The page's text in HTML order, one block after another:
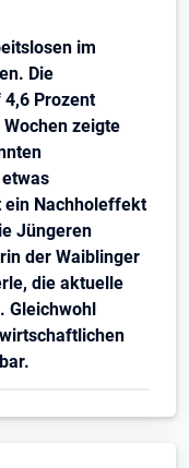
im
Die
Prozent
zeigte
Nachholeffekt
Jüngeren
der Waiblinger
die aktuelle
Gleichwohl